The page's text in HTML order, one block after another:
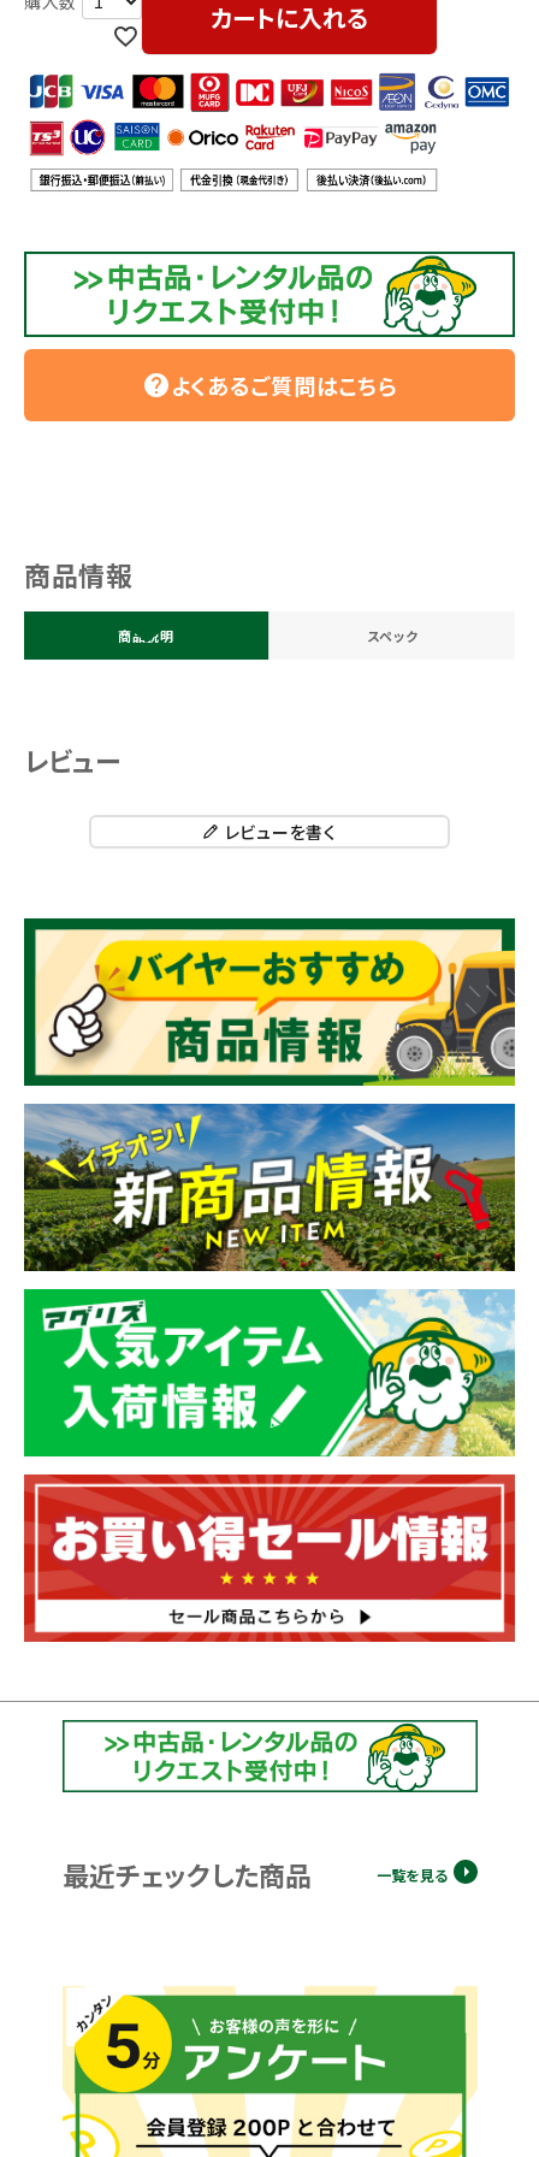
info@agriz.net
FAXでのご注文
0739-72-4532 24時間受付
カートに入れる
helpよくあるご質問はこちら
商品情報
商品説明 スペック
レビュー
レビューを書く
最近チェックした商品 一覧を見る